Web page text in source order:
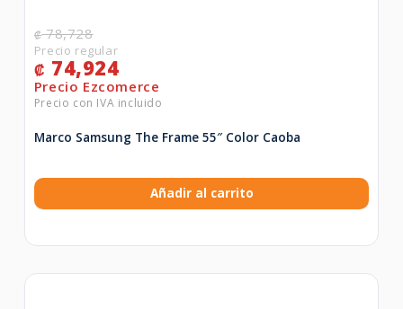
₡78,728
₡ 74,924
Marco Samsung The Frame 55″ Color Caoba
Añadir al carrito